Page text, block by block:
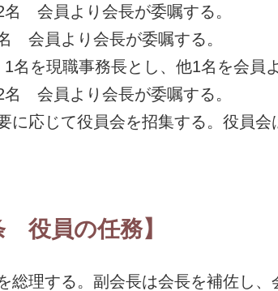
会員より会長が委嘱する。
会員より会長が委嘱する。
を現職事務長とし、他1名を会員よ
会員より会長が委嘱する。
に応じて役員会を招集する。役員会
役員の任務】
総理する。副会長は会長を補佐し、